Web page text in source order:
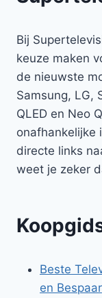
Bij
keuze maken
de nieuwste
Samsung, LG,
QLED en Neo
onafhankelijke
directe links
weet je zeker
Beste
en Bespaar